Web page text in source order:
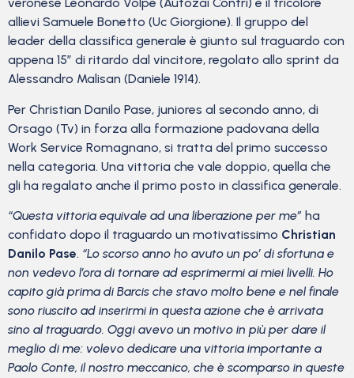
veronese Leonardo Volpe (Autozai Contri) e il tricolore
allievi Samuele Bonetto (Uc Giorgione). Il gruppo del
leader della classifica generale è giunto sul traguardo con
appena 15″ di ritardo dal vincitore, regolato allo sprint da
Alessandro Malisan (Daniele 1914).
Per Christian Danilo Pase, juniores al secondo anno, di
Orsago (Tv) in forza alla formazione padovana della
Work Service Romagnano, si tratta del primo successo
nella categoria. Una vittoria che vale doppio, quella che
gli ha regalato anche il primo posto in classifica generale.
“Questa vittoria equivale ad una liberazione per me” ha
confidato dopo il traguardo un motivatissimo Christian
Danilo Pase. “Lo scorso anno ho avuto un po’ di sfortuna e
non vedevo l’ora di tornare ad esprimermi ai miei livelli. Ho
capito già prima di Barcis che stavo molto bene e nel finale
sono riuscito ad inserirmi in questa azione che è arrivata
sino al traguardo. Oggi avevo un motivo in più per dare il
meglio di me: volevo dedicare una vittoria importante a
Paolo Conte, il nostro meccanico, che è scomparso in queste